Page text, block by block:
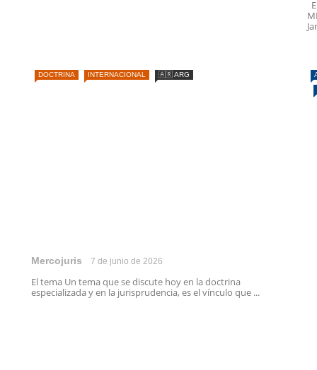
DOCTRINA INTERNACIONAL 🇦🇷 ARG
Mercojuris 7 de junio de 2026
El tema Un tema que se discute hoy en la doctrina
especializada y en la jurisprudencia, es el vínculo que ...